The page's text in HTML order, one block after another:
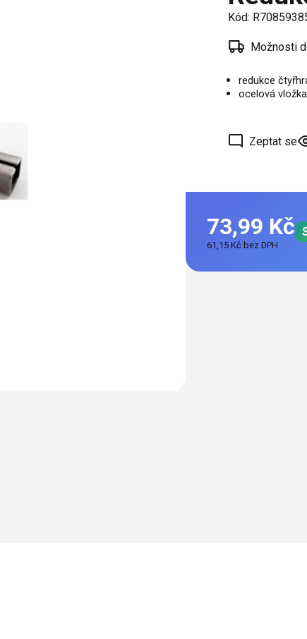
Kód:
Možnosti
redukce
ocelová
Zeptat se
73,99 Kč
61,15 Kč bez DPH
cena: